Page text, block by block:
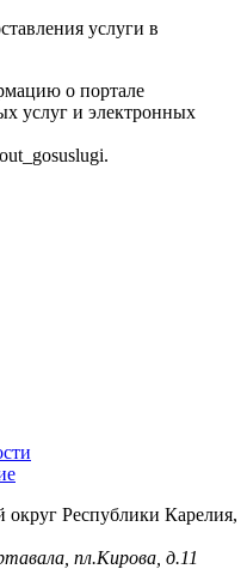
услуги в
о портале
услуг и электронных
Республики Карелия,
пл.Кирова, д.11